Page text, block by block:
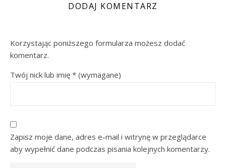
DODAJ KOMENTARZ
Korzystając poniższego formularza możesz dodać
komentarz.
Twój nick lub imię * (wymagane)
Zapisz moje dane, adres e-mail i witrynę w przeglądarce
aby wypełnić dane podczas pisania kolejnych komentarzy.